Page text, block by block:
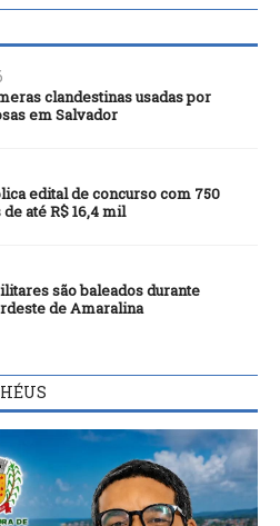
clandestinas usadas por
em Salvador
edital de concurso com 750
até R$ 16,4 mil
são baleados durante
de Amaralina